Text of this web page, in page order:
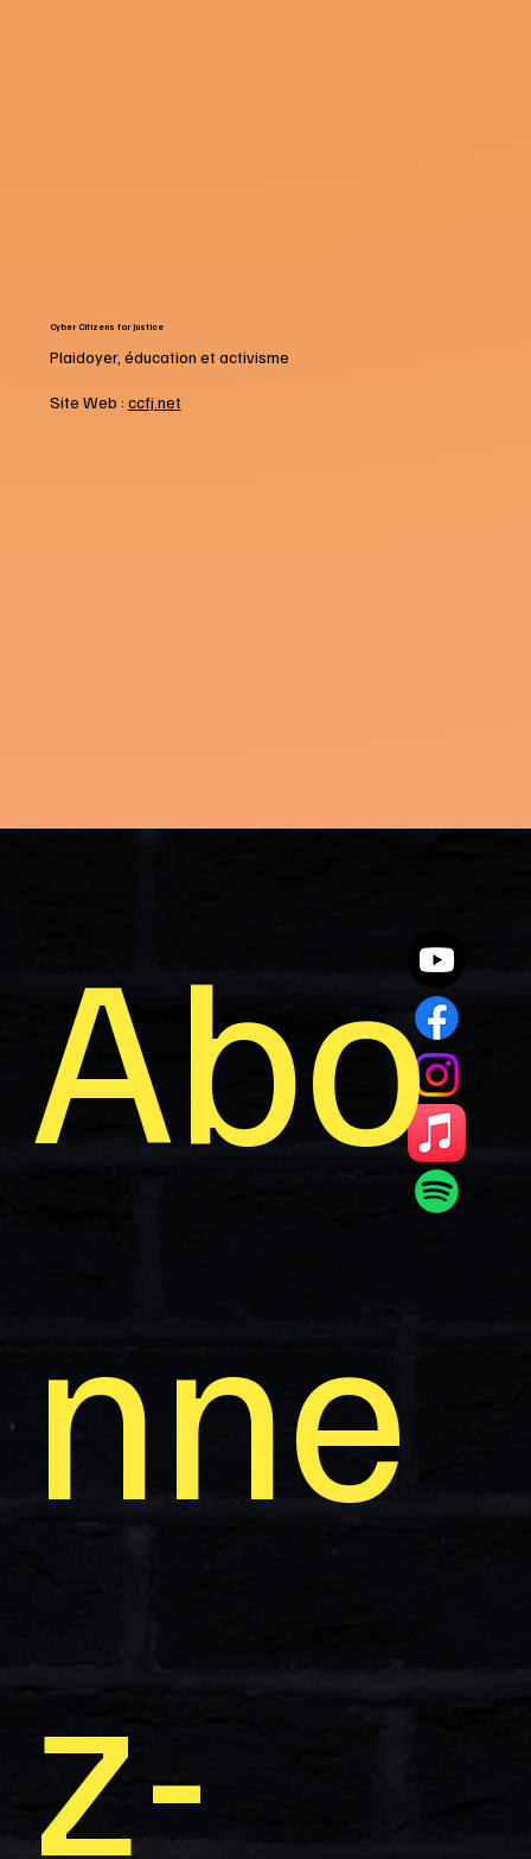
Cyber Citizens for Justice
Plaidoyer, éducation et activisme
Site Web : ccfj.net
Watch Past Shows
Écouter les émissions
passées
Commanditaires
Abo
nne
z-